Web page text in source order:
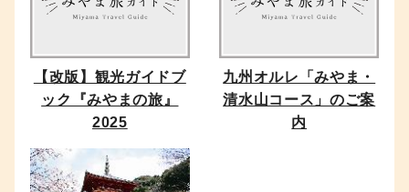
【改版】観光ガイドブ
ック『みやまの旅』
2025
九州オルレ「みやま・
清水山コース」のご案
内